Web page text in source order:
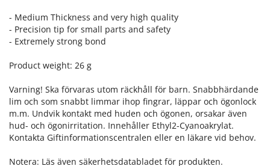
- Medium Thickness and very high quality
- Precision tip for small parts and safety
- Extremely strong bond
Product weight: 26 g
Varning! Ska förvaras utom räckhåll för barn. Snabbhärdande
lim och som snabbt limmar ihop fingrar, läppar och ögonlock
m.m. Undvik kontakt med huden och ögonen, orsakar även
hud- och ögonirritation. Innehåller Ethyl2-Cyanoakrylat.
Kontakta Giftinformationscentralen eller en läkare vid behov.
Notera: Läs även säkerhetsdatabladet för produkten.